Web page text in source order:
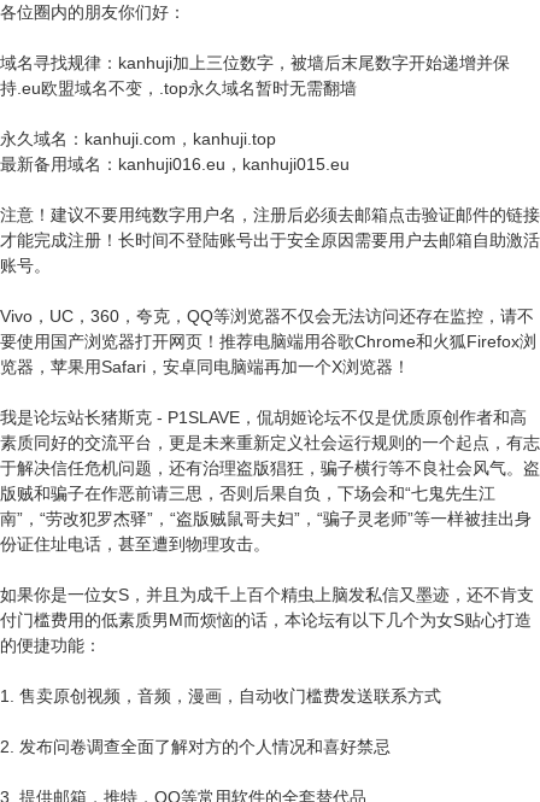
各位圈内的朋友你们好：
域名寻找规律：kanhuji加上三位数字，被墙后末尾数字开始递增并保
持.eu欧盟域名不变，.top永久域名暂时无需翻墙
永久域名：kanhuji.com，kanhuji.top
最新备用域名：kanhuji016.eu，kanhuji015.eu
注意！建议不要用纯数字用户名，注册后必须去邮箱点击验证邮件的链接
才能完成注册！长时间不登陆账号出于安全原因需要用户去邮箱自助激活
账号。
Vivo，UC，360，夸克，QQ等浏览器不仅会无法访问还存在监控，请不
要使用国产浏览器打开网页！推荐电脑端用谷歌Chrome和火狐Firefox浏
览器，苹果用Safari，安卓同电脑端再加一个X浏览器！
我是论坛站长猪斯克 - P1SLAVE，侃胡姬论坛不仅是优质原创作者和高
素质同好的交流平台，更是未来重新定义社会运行规则的一个起点，有志
于解决信任危机问题，还有治理盗版猖狂，骗子横行等不良社会风气。盗
版贼和骗子在作恶前请三思，否则后果自负，下场会和“七鬼先生江
南”，“劳改犯罗杰驿”，“盗版贼鼠哥夫妇”，“骗子灵老师”等一样被挂出身
份证住址电话，甚至遭到物理攻击。
如果你是一位女S，并且为成千上百个精虫上脑发私信又墨迹，还不肯支
付门槛费用的低素质男M而烦恼的话，本论坛有以下几个为女S贴心打造
的便捷功能：
1. 售卖原创视频，音频，漫画，自动收门槛费发送联系方式
2. 发布问卷调查全面了解对方的个人情况和喜好禁忌
3. 提供邮箱，推特，QQ等常用软件的全套替代品